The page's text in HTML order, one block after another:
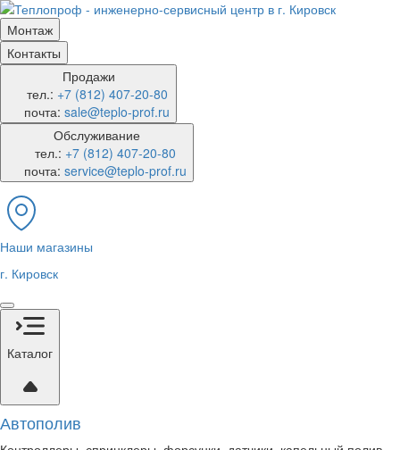
Монтаж
Контакты
Продажи
тел.: +7 (812) 407-20-80
почта: sale@teplo-prof.ru
Обслуживание
тел.: +7 (812) 407-20-80
почта: service@teplo-prof.ru
Наши магазины
г. Кировск
Каталог
Автополив